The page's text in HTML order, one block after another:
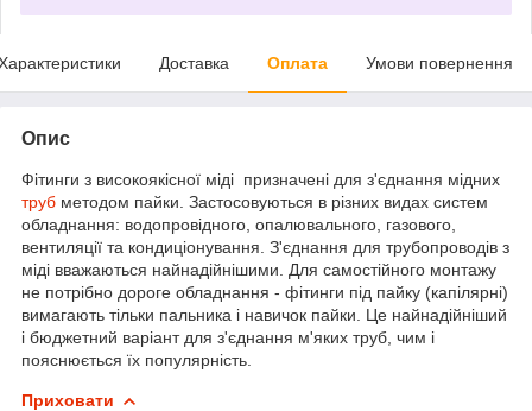
Доставка Оплата Умови повернення
Опис
Фітинги з високоякісної міді призначені для з'єднання мідних
труб методом пайки. Застосовуються в різних видах систем
обладнання: водопровідного, опалювального, газового,
вентиляції та кондиціонування. З'єднання для трубопроводів з
міді вважаються найнадійнішими. Для самостійного монтажу
не потрібно дороге обладнання - фітинги під пайку (капілярні)
вимагають тільки пальника і навичок пайки. Це найнадійніший
і бюджетний варіант для з'єднання м'яких труб, чим і
пояснюється їх популярність.
Приховати